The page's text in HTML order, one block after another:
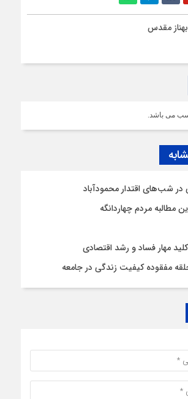
بهناز مقدس
می باشد.
در شب‌های اقتدار محمودآباد
مطالبه مردم چهاردانگه
مهار فساد و رشد اقتصادی
مفقوده کیفیت زندگی در جامعه